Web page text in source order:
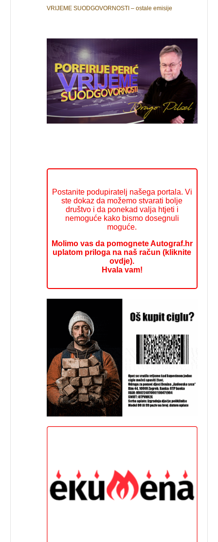
VRIJEME SUODGOVORNOSTI – ostale emisije
Postanite podupiratelj našega portala. Vi
ste dokaz da možemo stvarati bolje
društvo i da ponekad valja htjeti i
nemoguće kako bismo dosegnuli
moguće.
Molimo vas da pomognete Autograf.hr
uplatom priloga na naš račun (kliknite
ovdje).
Hvala vam!